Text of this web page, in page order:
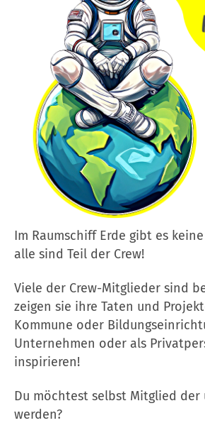
Im Raumschiff Erde gibt es keine
alle sind Teil der Crew!
Viele der Crew-Mitglieder sind
zeigen sie ihre Taten und
Kommune oder
Unternehmen oder als
inspirieren!
Du möchtest selbst Mitglied der
werden?